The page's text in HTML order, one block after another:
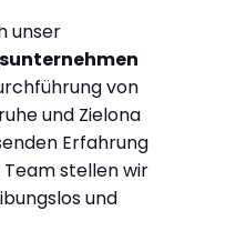
unser
von
und Zielona
Erfahrung
stellen wir
und